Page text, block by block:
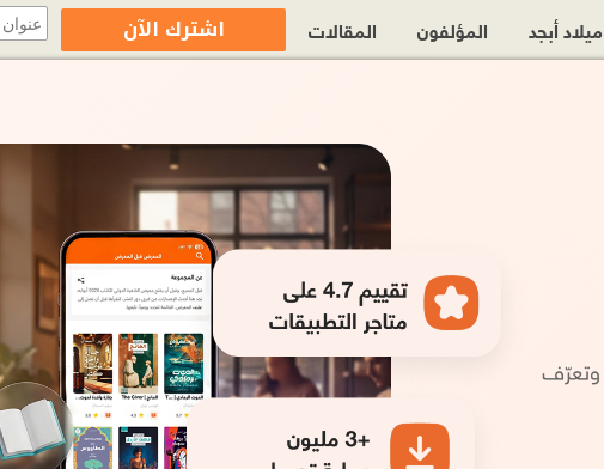
أبجد المؤلفون المقالات اشترك الآن